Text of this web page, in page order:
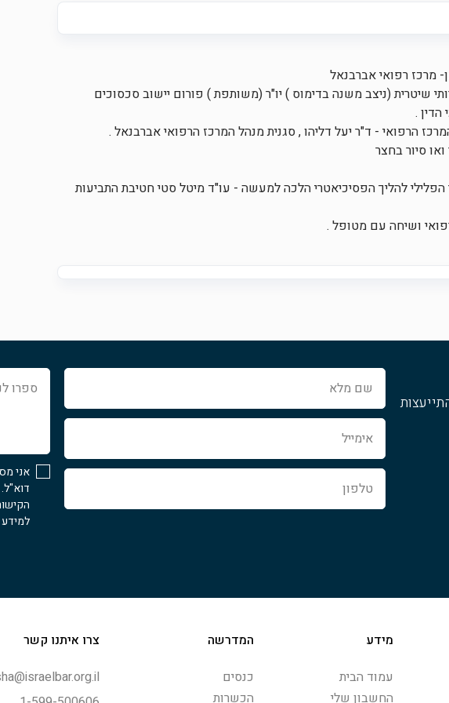
- עו"ד רותי שיטרית (ניצב משנה בדימוס ) יו"ר (משותפת ) פורום יישוב סכסוכים
.
ההליך הפלילי להליך הפסיכיאטרי הלכה למעשה - עו"ד מיטל סטי חטיבת התביעות
שם
מלא
אימייל
טלפון
ספרו
לנו
אני
למידע
צרו איתנו קשר
מידע
עמוד הבית
החשבון שלי
המדרשה
כנסים
הכשרות